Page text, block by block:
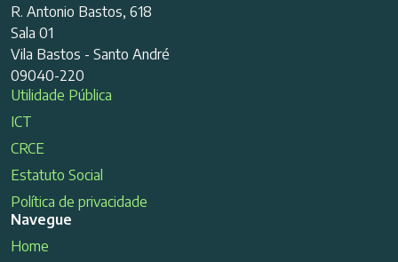
R. Antonio Bastos, 618
Sala 01
Vila Bastos - Santo André
09040-220
Utilidade Pública
ICT
CRCE
Estatuto Social
Política de privacidade
Navegue
Home